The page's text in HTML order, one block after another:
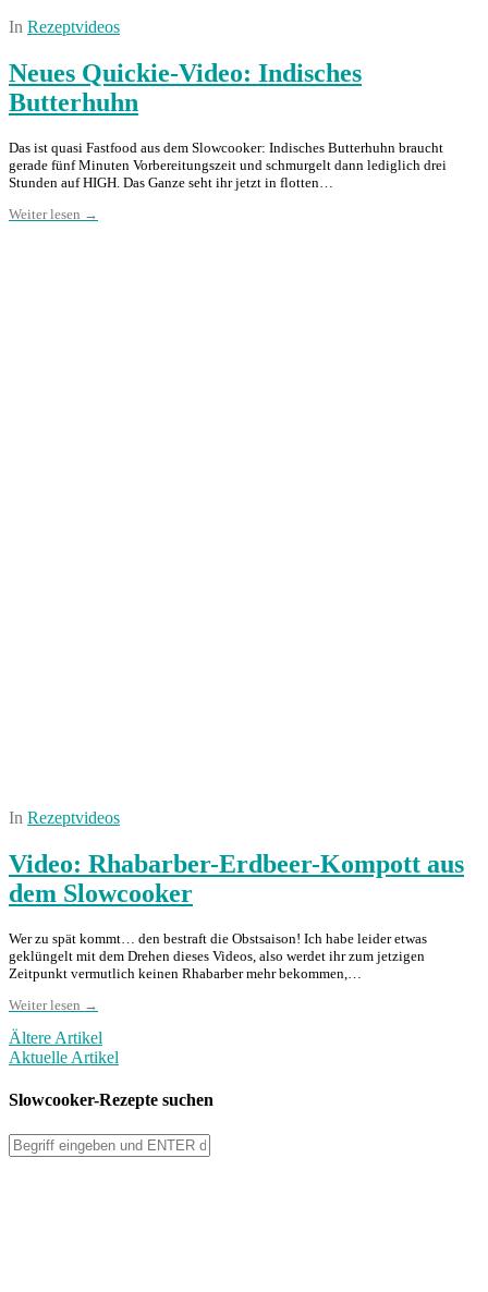
In Rezeptvideos
Neues Quickie-Video: Indisches
Butterhuhn
Das ist quasi Fastfood aus dem Slowcooker: Indisches Butterhuhn braucht
gerade fünf Minuten Vorbereitungszeit und schmurgelt dann lediglich drei
Stunden auf HIGH. Das Ganze seht ihr jetzt in flotten…
Weiter lesen →
In Rezeptvideos
Video: Rhabarber-Erdbeer-Kompott aus
dem Slowcooker
Wer zu spät kommt… den bestraft die Obstsaison! Ich habe leider etwas
geklüngelt mit dem Drehen dieses Videos, also werdet ihr zum jetzigen
Zeitpunkt vermutlich keinen Rhabarber mehr bekommen,…
Weiter lesen →
Ältere Artikel
Aktuelle Artikel
Slowcooker-Rezepte suchen